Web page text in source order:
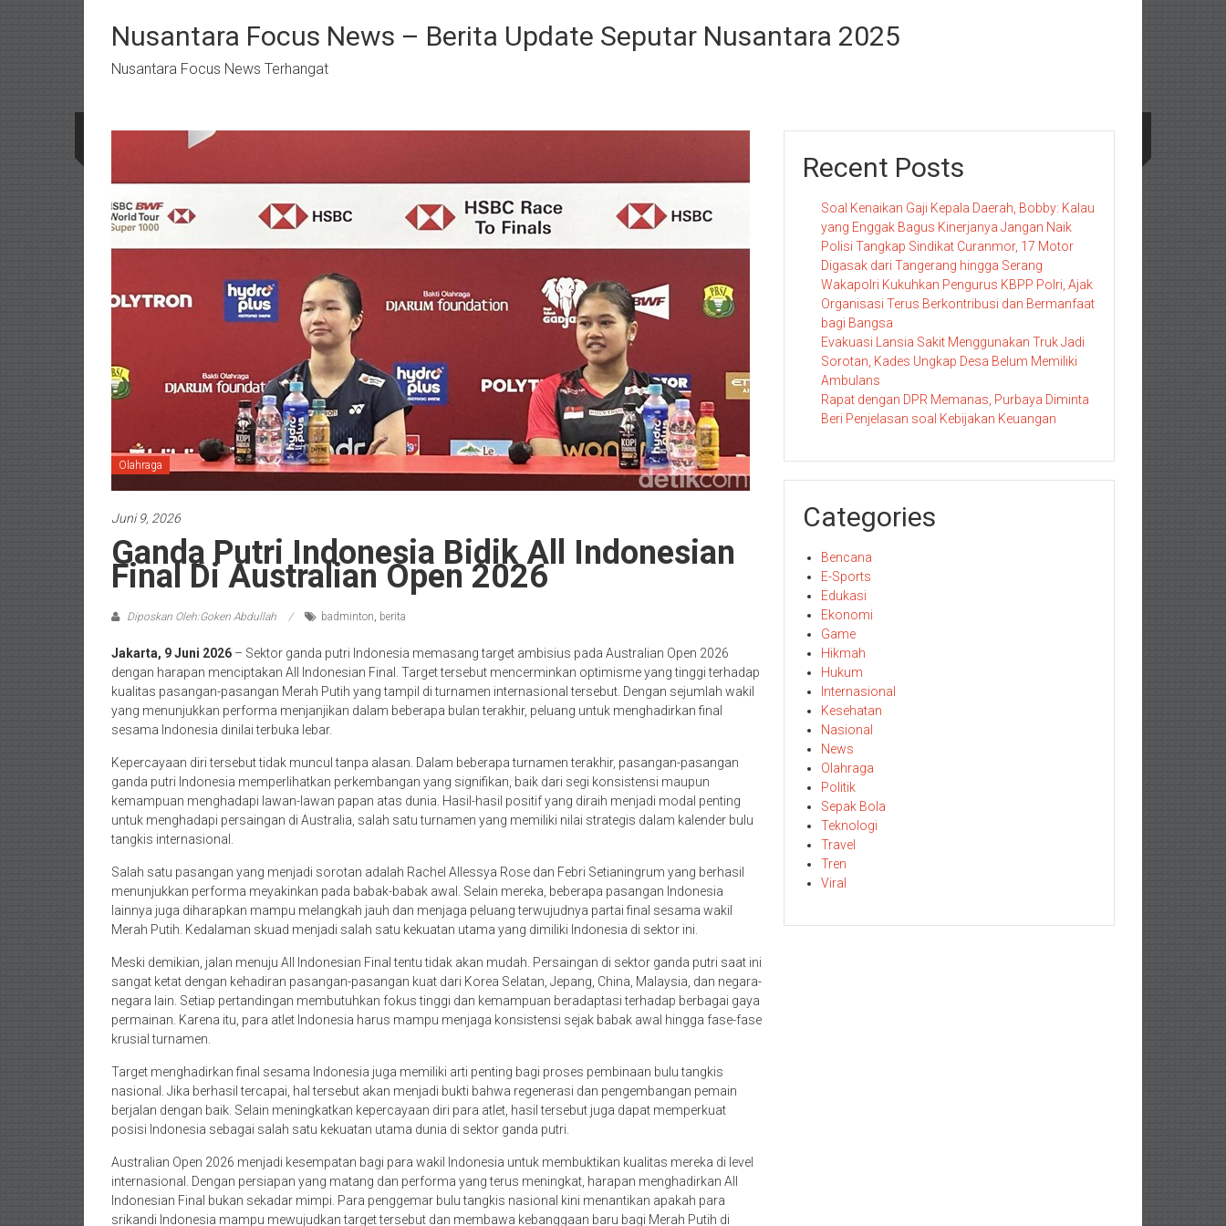
kontenNusantara Focus News – Berita Update Seputar Nusantara 2025
Nusantara Focus News Terhangat
Olahraga
Juni 9, 2026
Ganda Putri Indonesia Bidik All Indonesian
Final Di Australian Open 2026
Diposkan Oleh:Goken Abdullah badminton, berita
Jakarta, 9 Juni 2026 – Sektor ganda putri Indonesia memasang target ambisius pada Australian Open 2026
dengan harapan menciptakan All Indonesian Final. Target tersebut mencerminkan optimisme yang tinggi terhadap
kualitas pasangan-pasangan Merah Putih yang tampil di turnamen internasional tersebut. Dengan sejumlah wakil
yang menunjukkan performa menjanjikan dalam beberapa bulan terakhir, peluang untuk menghadirkan final
sesama Indonesia dinilai terbuka lebar.
Kepercayaan diri tersebut tidak muncul tanpa alasan. Dalam beberapa turnamen terakhir, pasangan-pasangan
ganda putri Indonesia memperlihatkan perkembangan yang signifikan, baik dari segi konsistensi maupun
kemampuan menghadapi lawan-lawan papan atas dunia. Hasil-hasil positif yang diraih menjadi modal penting
untuk menghadapi persaingan di Australia, salah satu turnamen yang memiliki nilai strategis dalam kalender bulu
tangkis internasional.
Salah satu pasangan yang menjadi sorotan adalah Rachel Allessya Rose dan Febri Setianingrum yang berhasil
menunjukkan performa meyakinkan pada babak-babak awal. Selain mereka, beberapa pasangan Indonesia
lainnya juga diharapkan mampu melangkah jauh dan menjaga peluang terwujudnya partai final sesama wakil
Merah Putih. Kedalaman skuad menjadi salah satu kekuatan utama yang dimiliki Indonesia di sektor ini.
Meski demikian, jalan menuju All Indonesian Final tentu tidak akan mudah. Persaingan di sektor ganda putri saat ini
sangat ketat dengan kehadiran pasangan-pasangan kuat dari Korea Selatan, Jepang, China, Malaysia, dan negara-
negara lain. Setiap pertandingan membutuhkan fokus tinggi dan kemampuan beradaptasi terhadap berbagai gaya
permainan. Karena itu, para atlet Indonesia harus mampu menjaga konsistensi sejak babak awal hingga fase-fase
krusial turnamen.
Target menghadirkan final sesama Indonesia juga memiliki arti penting bagi proses pembinaan bulu tangkis
nasional. Jika berhasil tercapai, hal tersebut akan menjadi bukti bahwa regenerasi dan pengembangan pemain
berjalan dengan baik. Selain meningkatkan kepercayaan diri para atlet, hasil tersebut juga dapat memperkuat
posisi Indonesia sebagai salah satu kekuatan utama dunia di sektor ganda putri.
Australian Open 2026 menjadi kesempatan bagi para wakil Indonesia untuk membuktikan kualitas mereka di level
internasional. Dengan persiapan yang matang dan performa yang terus meningkat, harapan menghadirkan All
Indonesian Final bukan sekadar mimpi. Para penggemar bulu tangkis nasional kini menantikan apakah para
srikandi Indonesia mampu mewujudkan target tersebut dan membawa kebanggaan baru bagi Merah Putih di
Recent Posts
Soal Kenaikan Gaji Kepala Daerah, Bobby: Kalau
yang Enggak Bagus Kinerjanya Jangan Naik
Polisi Tangkap Sindikat Curanmor, 17 Motor
Digasak dari Tangerang hingga Serang
Wakapolri Kukuhkan Pengurus KBPP Polri, Ajak
Organisasi Terus Berkontribusi dan Bermanfaat
bagi Bangsa
Evakuasi Lansia Sakit Menggunakan Truk Jadi
Sorotan, Kades Ungkap Desa Belum Memiliki
Ambulans
Rapat dengan DPR Memanas, Purbaya Diminta
Beri Penjelasan soal Kebijakan Keuangan
Categories
Bencana
E-Sports
Edukasi
Ekonomi
Game
Hikmah
Hukum
Internasional
Kesehatan
Nasional
News
Olahraga
Politik
Sepak Bola
Teknologi
Travel
Tren
Viral